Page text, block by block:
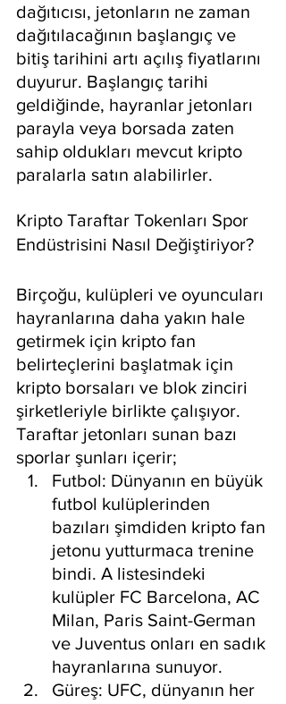
dağıtıcısı, jetonların ne zaman
dağıtılacağının başlangıç ve
bitiş tarihini artı açılış fiyatlarını
duyurur. Başlangıç tarihi
geldiğinde, hayranlar jetonları
parayla veya borsada zaten
sahip oldukları mevcut kripto
paralarla satın alabilirler.
Kripto Taraftar Tokenları Spor
Endüstrisini Nasıl Değiştiriyor?
Birçoğu, kulüpleri ve oyuncuları
hayranlarına daha yakın hale
getirmek için kripto fan
belirteçlerini başlatmak için
kripto borsaları ve blok zinciri
şirketleriyle birlikte çalışıyor.
Taraftar jetonları sunan bazı
sporlar şunları içerir;
Futbol: Dünyanın en büyük
futbol kulüplerinden
bazıları şimdiden kripto fan
jetonu yutturmaca trenine
bindi. A listesindeki
kulüpler FC Barcelona, AC
Milan, Paris Saint-German
ve Juventus onları en sadık
hayranlarına sunuyor.
Güreş: UFC, dünyanın her